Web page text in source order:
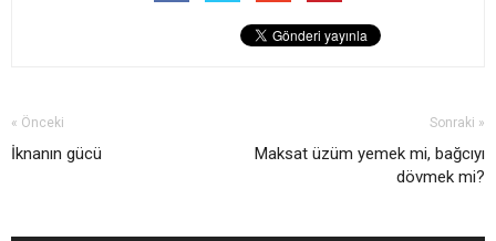
« Önceki
İknanın gücü
Sonraki »
Maksat üzüm yemek mi, bağcıyı
dövmek mi?